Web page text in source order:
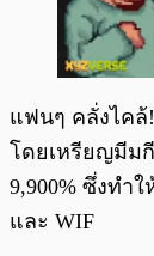
แฟนๆ คลั่งไคล้
โดยเหรียญมีม
9,900% ซึ่งทำ
และ WIF